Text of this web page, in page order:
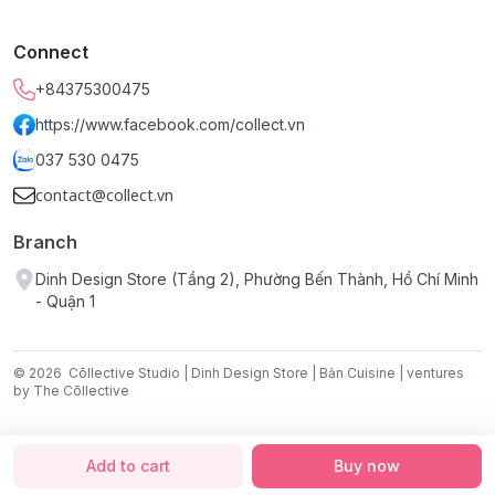
Add to cart Buy now
Connect
+84375300475
https://www.facebook.com/collect.vn
037 530 0475
contact@collect.vn
Branch
Dinh Design Store (Tầng 2), Phường Bến Thành, Hồ Chí Minh
- Quận 1
© 2026 Cōllective Studio | Dinh Design Store | Bản Cuisine | ventures
by The Cōllective